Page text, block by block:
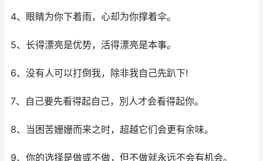
4、眼睛为你下着雨，心却为你撑着伞。
5、长得漂亮是优势，活得漂亮是本事。
6、没有人可以打倒我，除非我自己先趴下!
7、自己要先看得起自己，別人才会看得起你。
8、当困苦姗姗而来之时，超越它们会更有余味。
9、你的选择是做或不做，但不做就永远不会有机会。